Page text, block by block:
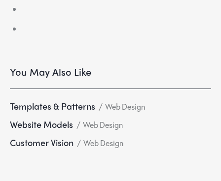
You May Also Like
Web Design
Templates & Patterns
Web Design
Website Models
Web Design
Customer Vision